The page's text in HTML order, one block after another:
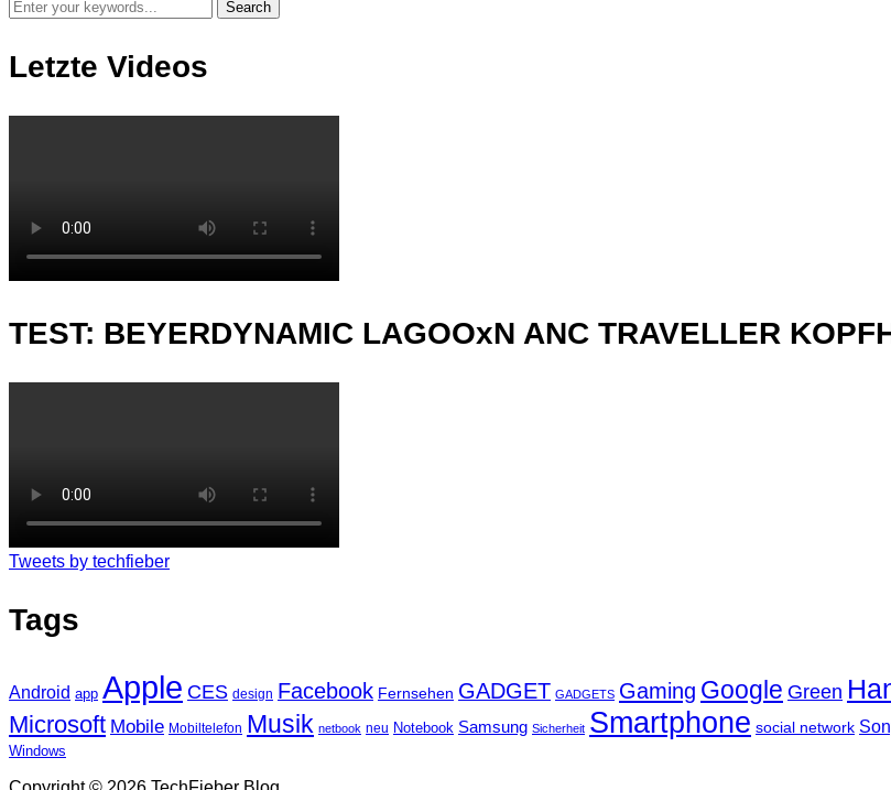
Letzte Videos
TEST: BEYERDYNAMIC LAGOOxN ANC TRAVELLER
Tweets by techfieber
Tags
Android app Apple CES design Facebook Fernsehen GADGET GADGETS Gaming Google Green
Microsoft Mobile Mobiltelefon Musik netbook neu Notebook Samsung Sicherheit Smartphone social network
Windows